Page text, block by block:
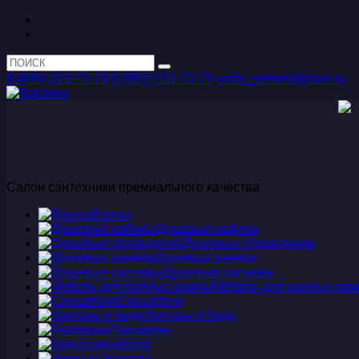
8 (846) 201-71-74 8 (987) 151-71-74 voda_samara@mail.ru
Салон сантехники премиального качества
Ванны
Душевые кабины
Душевые ограждения
Душевые панели
Душевые системы
Мебель для ванных
Смесители
Унитазы и биде
Раковины
Консоли